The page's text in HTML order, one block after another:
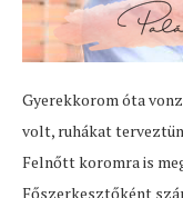
Gyerekkorom óta
volt, ruhákat
Felnőtt koromra is
Főszerkesztőként